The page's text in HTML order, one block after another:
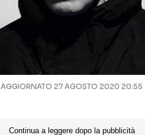
AGGIORNATO 27 AGOSTO 2020 20:55